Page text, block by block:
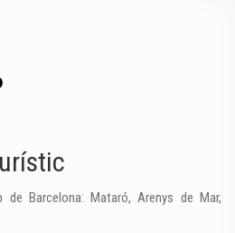
Barcelona: Mataró, Arenys de Mar,